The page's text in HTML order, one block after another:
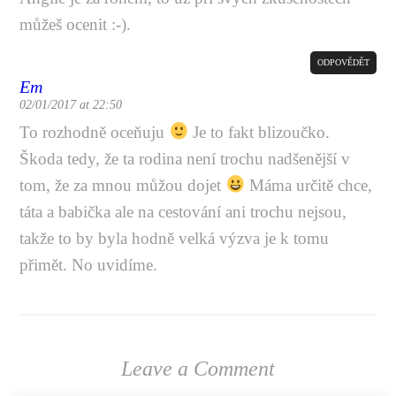
můžeš ocenit :-).
Em
02/01/2017 at 22:50
ODPOVĚDĚT
To rozhodně oceňuju
Je to fakt blizoučko.
Škoda tedy, že ta rodina není trochu nadšenější v
tom, že za mnou můžou dojet
Máma určitě chce,
táta a babička ale na cestování ani trochu nejsou,
takže to by byla hodně velká výzva je k tomu
přimět. No uvidíme.
Leave a Comment